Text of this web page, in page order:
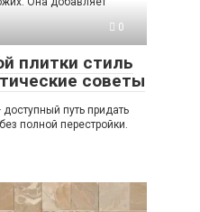
0
плитки стиль
советы
путь придать
полной перестройки.